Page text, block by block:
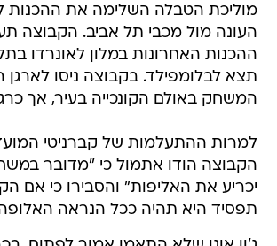
מוליכת הטבלה השלימה את
העונה מול מכבי תל אביב. הקבוצה
ההכנות האחרונות במלון לאונרדו
תצא לבלומפילד. בקבוצה ניסו
המשחק באולם הקונכייה בעיר, אך
למרות ההתעלמות של קברניטי
הקבוצה הודו אתמול כי "מדובר
יכריע את האליפות" והסבירו כי אם
תפסיד היא תהיה ככל הנראה